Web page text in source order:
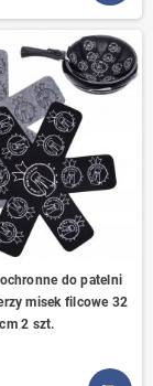
ochronne do patelni
misek filcowe 32
cm 2 szt.